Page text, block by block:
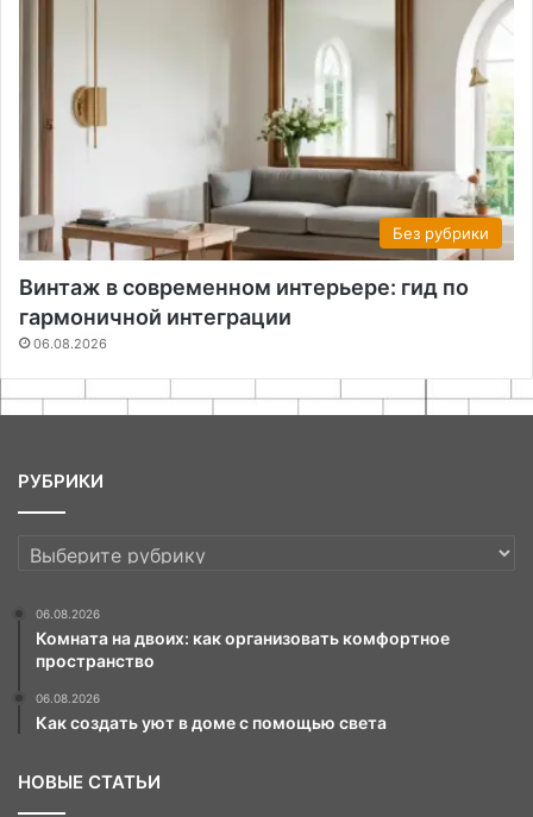
Без рубрики
Винтаж в современном интерьере: гид по
гармоничной интеграции
06.08.2026
РУБРИКИ
РУБРИКИ
06.08.2026
Комната на двоих: как организовать комфортное
пространство
06.08.2026
Как создать уют в доме с помощью света
НОВЫЕ СТАТЬИ